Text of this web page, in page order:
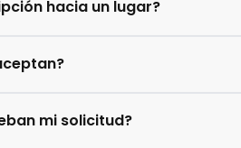
hacia un lugar?
mi solicitud?